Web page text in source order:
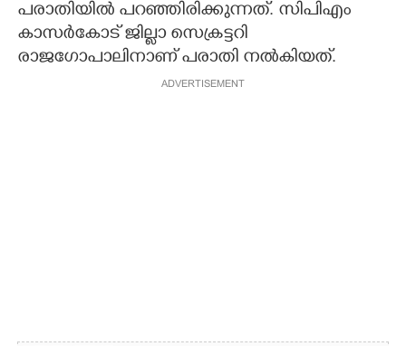
CONTACT US
പരാതിയിൽ പറഞ്ഞിരിക്കുന്നത്. സിപിഎം
കാസർകോട് ജില്ലാ സെക്രട്ടറി
രാജഗോപാലിനാണ് പരാതി നൽകിയത്.
ADVERTISEMENT